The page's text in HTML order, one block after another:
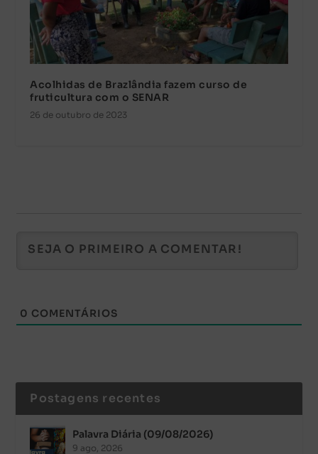
Acolhidas de Brazlândia fazem curso de
fruticultura com o SENAR
26 de outubro de 2023
0 COMENTÁRIOS
Postagens recentes
Palavra Diária (09/08/2026)
9 ago, 2026